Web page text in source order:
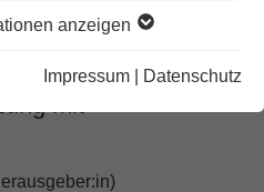
anzeigen
Impressum Datenschutz
mit